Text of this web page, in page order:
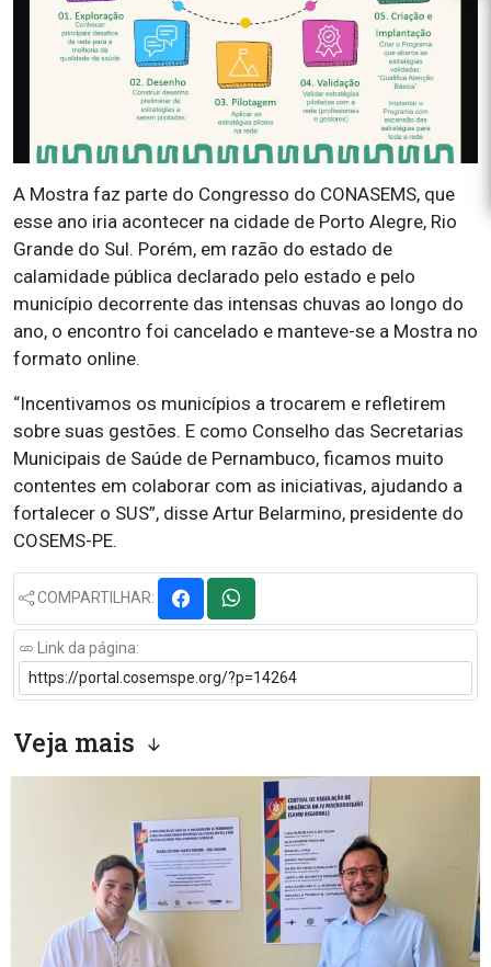
A Mostra faz parte do Congresso do CONASEMS, que
esse ano iria acontecer na cidade de Porto Alegre, Rio
Grande do Sul. Porém, em razão do estado de
calamidade pública declarado pelo estado e pelo
município decorrente das intensas chuvas ao longo do
ano, o encontro foi cancelado e manteve-se a Mostra no
formato online.
“Incentivamos os municípios a trocarem e refletirem
sobre suas gestões. E como Conselho das Secretarias
Municipais de Saúde de Pernambuco, ficamos muito
contentes em colaborar com as iniciativas, ajudando a
fortalecer o SUS”, disse Artur Belarmino, presidente do
COSEMS-PE.
COMPARTILHAR:
Link da página:
Veja mais